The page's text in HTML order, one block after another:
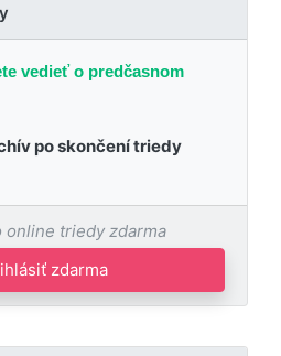
vedieť o predčasnom
po skončení triedy
online triedy zdarma
zdarma